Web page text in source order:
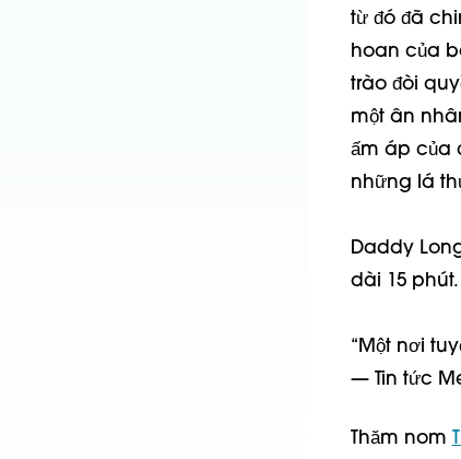
từ đó đã
hoan của
trào đòi
một ân
ấm áp của
những lá
Daddy
dài 15 phút.
“Một nơi
— Tin tức
Thăm nom